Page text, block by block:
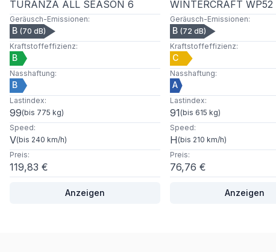
TURANZA ALL SEASON 6
Geräusch-Emissionen:
B (70 dB)
Kraftstoffeffizienz:
B
Nasshaftung:
B
Lastindex:
99(bis 775 kg)
Speed:
V(bis 240 km/h)
Preis:
119,83 €
Anzeigen
WINTERCRAFT WP52
Geräusch-Emissionen:
B (72 dB)
Kraftstoffeffizienz:
C
Nasshaftung:
A
Lastindex:
91(bis 615 kg)
Speed:
H (bis 210 km/h)
Preis:
76,76 €
Anzeigen